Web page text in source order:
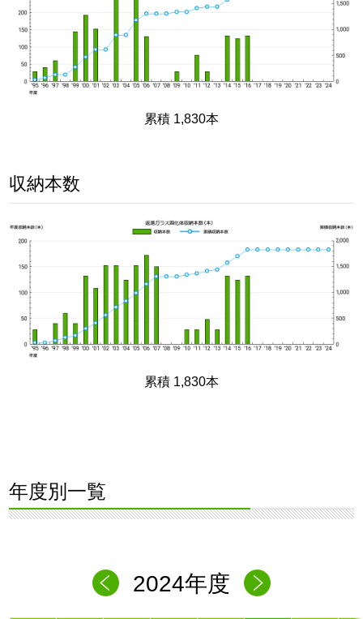
累積 1,830本
収納本数
累積 1,830本
年度別一覧
2024年度